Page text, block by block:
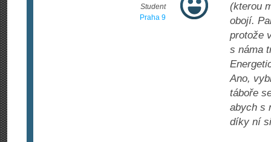
Student
Praha 9
(kterou
obojí.
protože
s náma
Ano,
táboře
abych s
díky ní